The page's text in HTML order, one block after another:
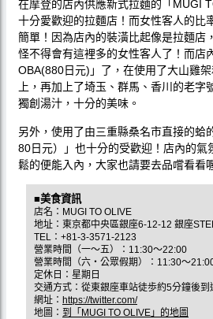
在摩登的店內供應新式拉麵的「MUGI
十分愛歡迎的拉麵店！而女性客人的比
簡單！因為店內的裝潢比起像是拉麵店
怪不得會有這裡多的女性客人了！而店
OBA(880日元)」了，在使用了大山雞
上，再加上了埼玉、群馬、香川的老字
獨創湯汁，十分的美味。
另外，使用了由三重縣桑名市直接的蛤
80日元）」也十分的受歡迎！店內的氣
鬆的便能入內，大家也請要去品嚐看看
■美食資訊
店名：MUGI TO OLIVE
地址：東京都中央區銀座6-12-12 銀座
TEL：+81-3-3571-2123
營業時間（一～五）：11:30～22:00
營業時間（六・公眾假期）：11:30～
定休日：星期日
交通方式：從東銀座車站徒歩約5分鐘後到
網址： https://twitter.com/
地圖： 到「MUGI TO OLIVE」的地圖